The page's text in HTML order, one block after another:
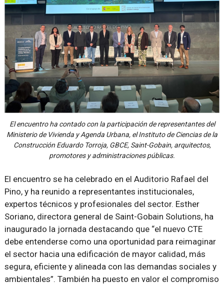
El encuentro ha contado con la participación de representantes del
Ministerio de Vivienda y Agenda Urbana, el Instituto de Ciencias de la
Construcción Eduardo Torroja, GBCE, Saint-Gobain, arquitectos,
promotores y administraciones públicas.
El encuentro se ha celebrado en el Auditorio Rafael del
Pino, y ha reunido a representantes institucionales,
expertos técnicos y profesionales del sector. Esther
Soriano, directora general de Saint-Gobain Solutions, ha
inaugurado la jornada destacando que “el nuevo CTE
debe entenderse como una oportunidad para reimaginar
el sector hacia una edificación de mayor calidad, más
segura, eficiente y alineada con las demandas sociales y
ambientales”. También ha puesto en valor el compromiso